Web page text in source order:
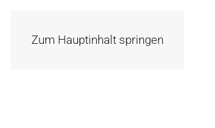
Zum Hauptinhalt springen